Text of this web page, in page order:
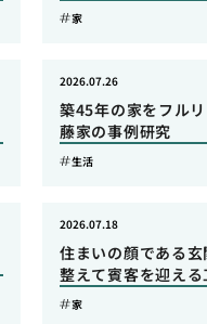
家
築45年の家をフル
藤家の事例研究
2026.07.26
生活
住まいの顔である
整えて賓客を迎える
2026.07.18
家